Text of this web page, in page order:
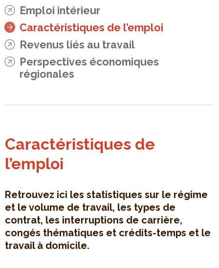
Emploi intérieur
Caractéristiques de l’emploi
Revenus liés au travail
Perspectives économiques
régionales
Caractéristiques de
l’emploi
Retrouvez ici les statistiques sur le régime
et le volume de travail, les types de
contrat, les interruptions de carrière,
congés thématiques et crédits-temps et le
travail à domicile.